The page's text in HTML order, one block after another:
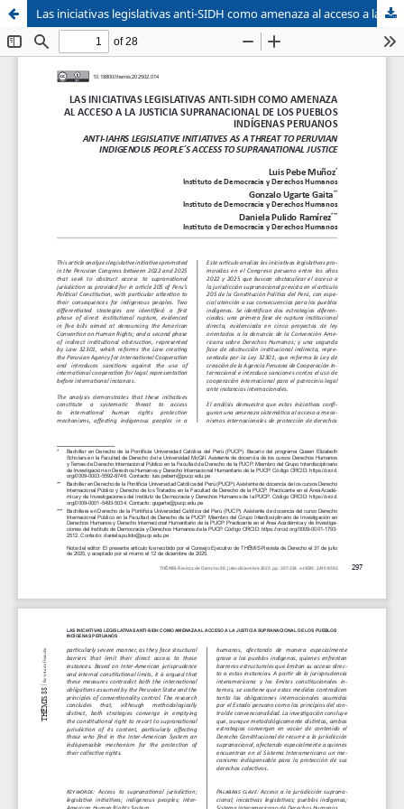
Sistema de
Bibliotecas
Facultad de
Derecho
Las iniciativas legislativas anti-SIDH como amenaza al acceso a la justicia supranacional de los pueblos indígenas peruanos